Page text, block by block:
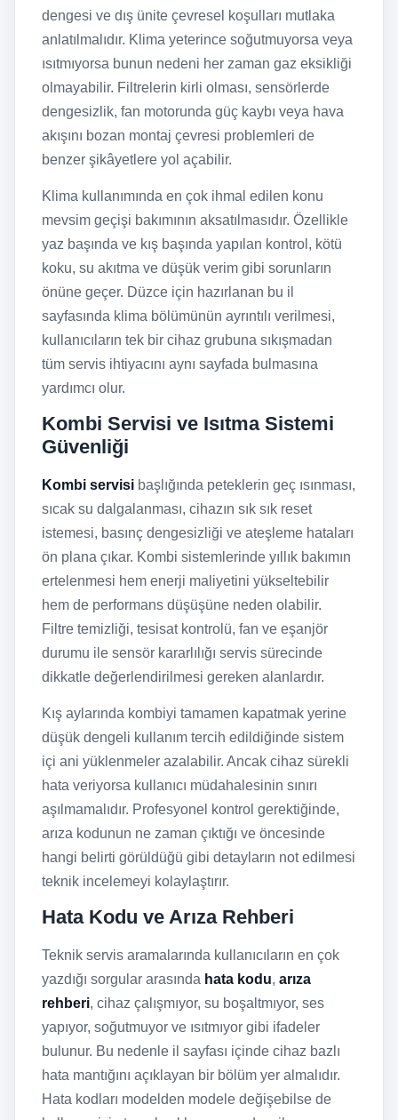
dengesi ve dış ünite çevresel koşulları mutlaka
anlatılmalıdır. Klima yeterince soğutmuyorsa veya
ısıtmıyorsa bunun nedeni her zaman gaz eksikliği
olmayabilir. Filtrelerin kirli olması, sensörlerde
dengesizlik, fan motorunda güç kaybı veya hava
akışını bozan montaj çevresi problemleri de
benzer şikâyetlere yol açabilir.
Klima kullanımında en çok ihmal edilen konu
mevsim geçişi bakımının aksatılmasıdır. Özellikle
yaz başında ve kış başında yapılan kontrol, kötü
koku, su akıtma ve düşük verim gibi sorunların
önüne geçer. Düzce için hazırlanan bu il
sayfasında klima bölümünün ayrıntılı verilmesi,
kullanıcıların tek bir cihaz grubuna sıkışmadan
tüm servis ihtiyacını aynı sayfada bulmasına
yardımcı olur.
Kombi Servisi ve Isıtma Sistemi
Güvenliği
Kombi servisi başlığında peteklerin geç ısınması,
sıcak su dalgalanması, cihazın sık sık reset
istemesi, basınç dengesizliği ve ateşleme hataları
ön plana çıkar. Kombi sistemlerinde yıllık bakımın
ertelenmesi hem enerji maliyetini yükseltebilir
hem de performans düşüşüne neden olabilir.
Filtre temizliği, tesisat kontrolü, fan ve eşanjör
durumu ile sensör kararlılığı servis sürecinde
dikkatle değerlendirilmesi gereken alanlardır.
Kış aylarında kombiyi tamamen kapatmak yerine
düşük dengeli kullanım tercih edildiğinde sistem
içi ani yüklenmeler azalabilir. Ancak cihaz sürekli
hata veriyorsa kullanıcı müdahalesinin sınırı
aşılmamalıdır. Profesyonel kontrol gerektiğinde,
arıza kodunun ne zaman çıktığı ve öncesinde
hangi belirti görüldüğü gibi detayların not edilmesi
teknik incelemeyi kolaylaştırır.
Hata Kodu ve Arıza Rehberi
Teknik servis aramalarında kullanıcıların en çok
yazdığı sorgular arasında hata kodu, arıza
rehberi, cihaz çalışmıyor, su boşaltmıyor, ses
yapıyor, soğutmuyor ve ısıtmıyor gibi ifadeler
bulunur. Bu nedenle il sayfası içinde cihaz bazlı
hata mantığını açıklayan bir bölüm yer almalıdır.
Hata kodları modelden modele değişebilse de